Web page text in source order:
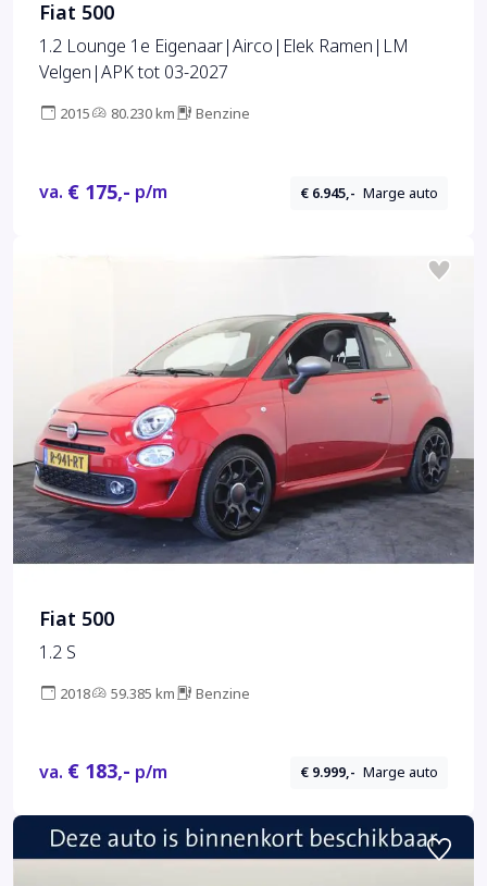
Fiat 500
1.2 Lounge 1e Eigenaar|Airco|Elek Ramen|LM
Velgen|APK tot 03-2027
2015 80.230 km Benzine
va. € 175,- p/m € 6.945,- Marge auto
Fiat 500
1.2 S
2018 59.385 km Benzine
va. € 183,- p/m € 9.999,- Marge auto